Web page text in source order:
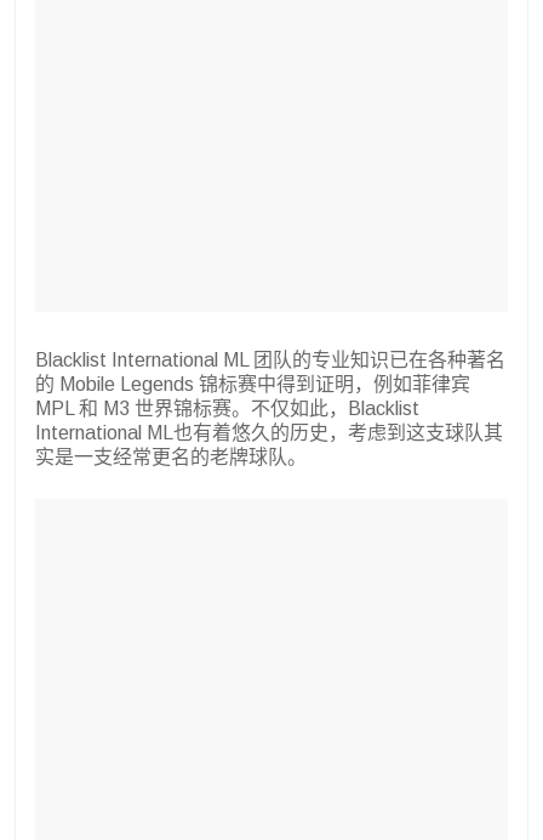
Blacklist International ML 团队的专业知识已在各种著名
的 Mobile Legends 锦标赛中得到证明，例如菲律宾
MPL 和 M3 世界锦标赛。不仅如此，Blacklist
International ML也有着悠久的历史，考虑到这支球队其
实是一支经常更名的老牌球队。